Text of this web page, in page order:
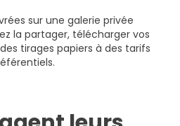
sur une galerie privée
la partager, télécharger vos
tirages papiers à des tarifs